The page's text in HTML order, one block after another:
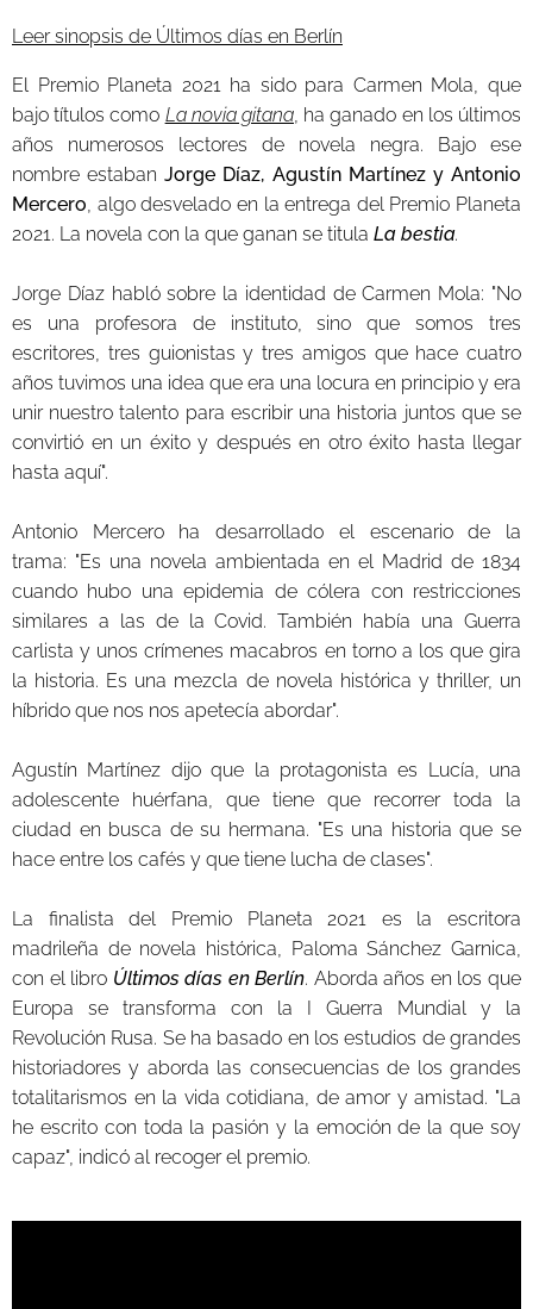
Leer sinopsis de Últimos días en Berlín
El Premio Planeta 2021 ha sido para Carmen Mola, que
bajo títulos como La novia gitana, ha ganado en los últimos
años numerosos lectores de novela negra. Bajo ese
nombre estabanJorge Díaz, Agustín Martínez y Antonio
Mercero, algo desvelado en la entrega del Premio Planeta
2021. La novela con la que ganan se titula La bestia.
Jorge Díaz habló sobre la identidad de Carmen Mola: "No
es una profesora de instituto, sino que somos tres
escritores, tres guionistas y tres amigos que hace cuatro
años tuvimos una idea que era una locura en principio y era
unir nuestro talento para escribir una historia juntos que se
convirtió en un éxito y después en otro éxito hasta llegar
hasta aquí".
Antonio Mercero ha desarrollado el escenario de la
trama: "Es una novela ambientada en el Madrid de 1834
cuando hubo una epidemia de cólera con restricciones
similares a las de la Covid. También había una Guerra
carlista y unos crímenes macabros en torno a los que gira
la historia. Es una mezcla de novela histórica y thriller, un
híbrido que nos nos apetecía abordar".
Agustín Martínez dijo que la protagonista es Lucía, una
adolescente huérfana, que tiene que recorrer toda la
ciudad en busca de su hermana. "Es una historia que se
hace entre los cafés y que tiene lucha de clases".
La finalista del Premio Planeta 2021 es la escritora
madrileña de novela histórica, Paloma Sánchez Garnica,
con el libro Últimos días en Berlín. Aborda años en los que
Europa se transforma con la I Guerra Mundial y la
Revolución Rusa. Se ha basado en los estudios de grandes
historiadores y aborda las consecuencias de los grandes
totalitarismos en la vida cotidiana, de amor y amistad. "La
he escrito con toda la pasión y la emoción de la que soy
capaz", indicó al recoger el premio.